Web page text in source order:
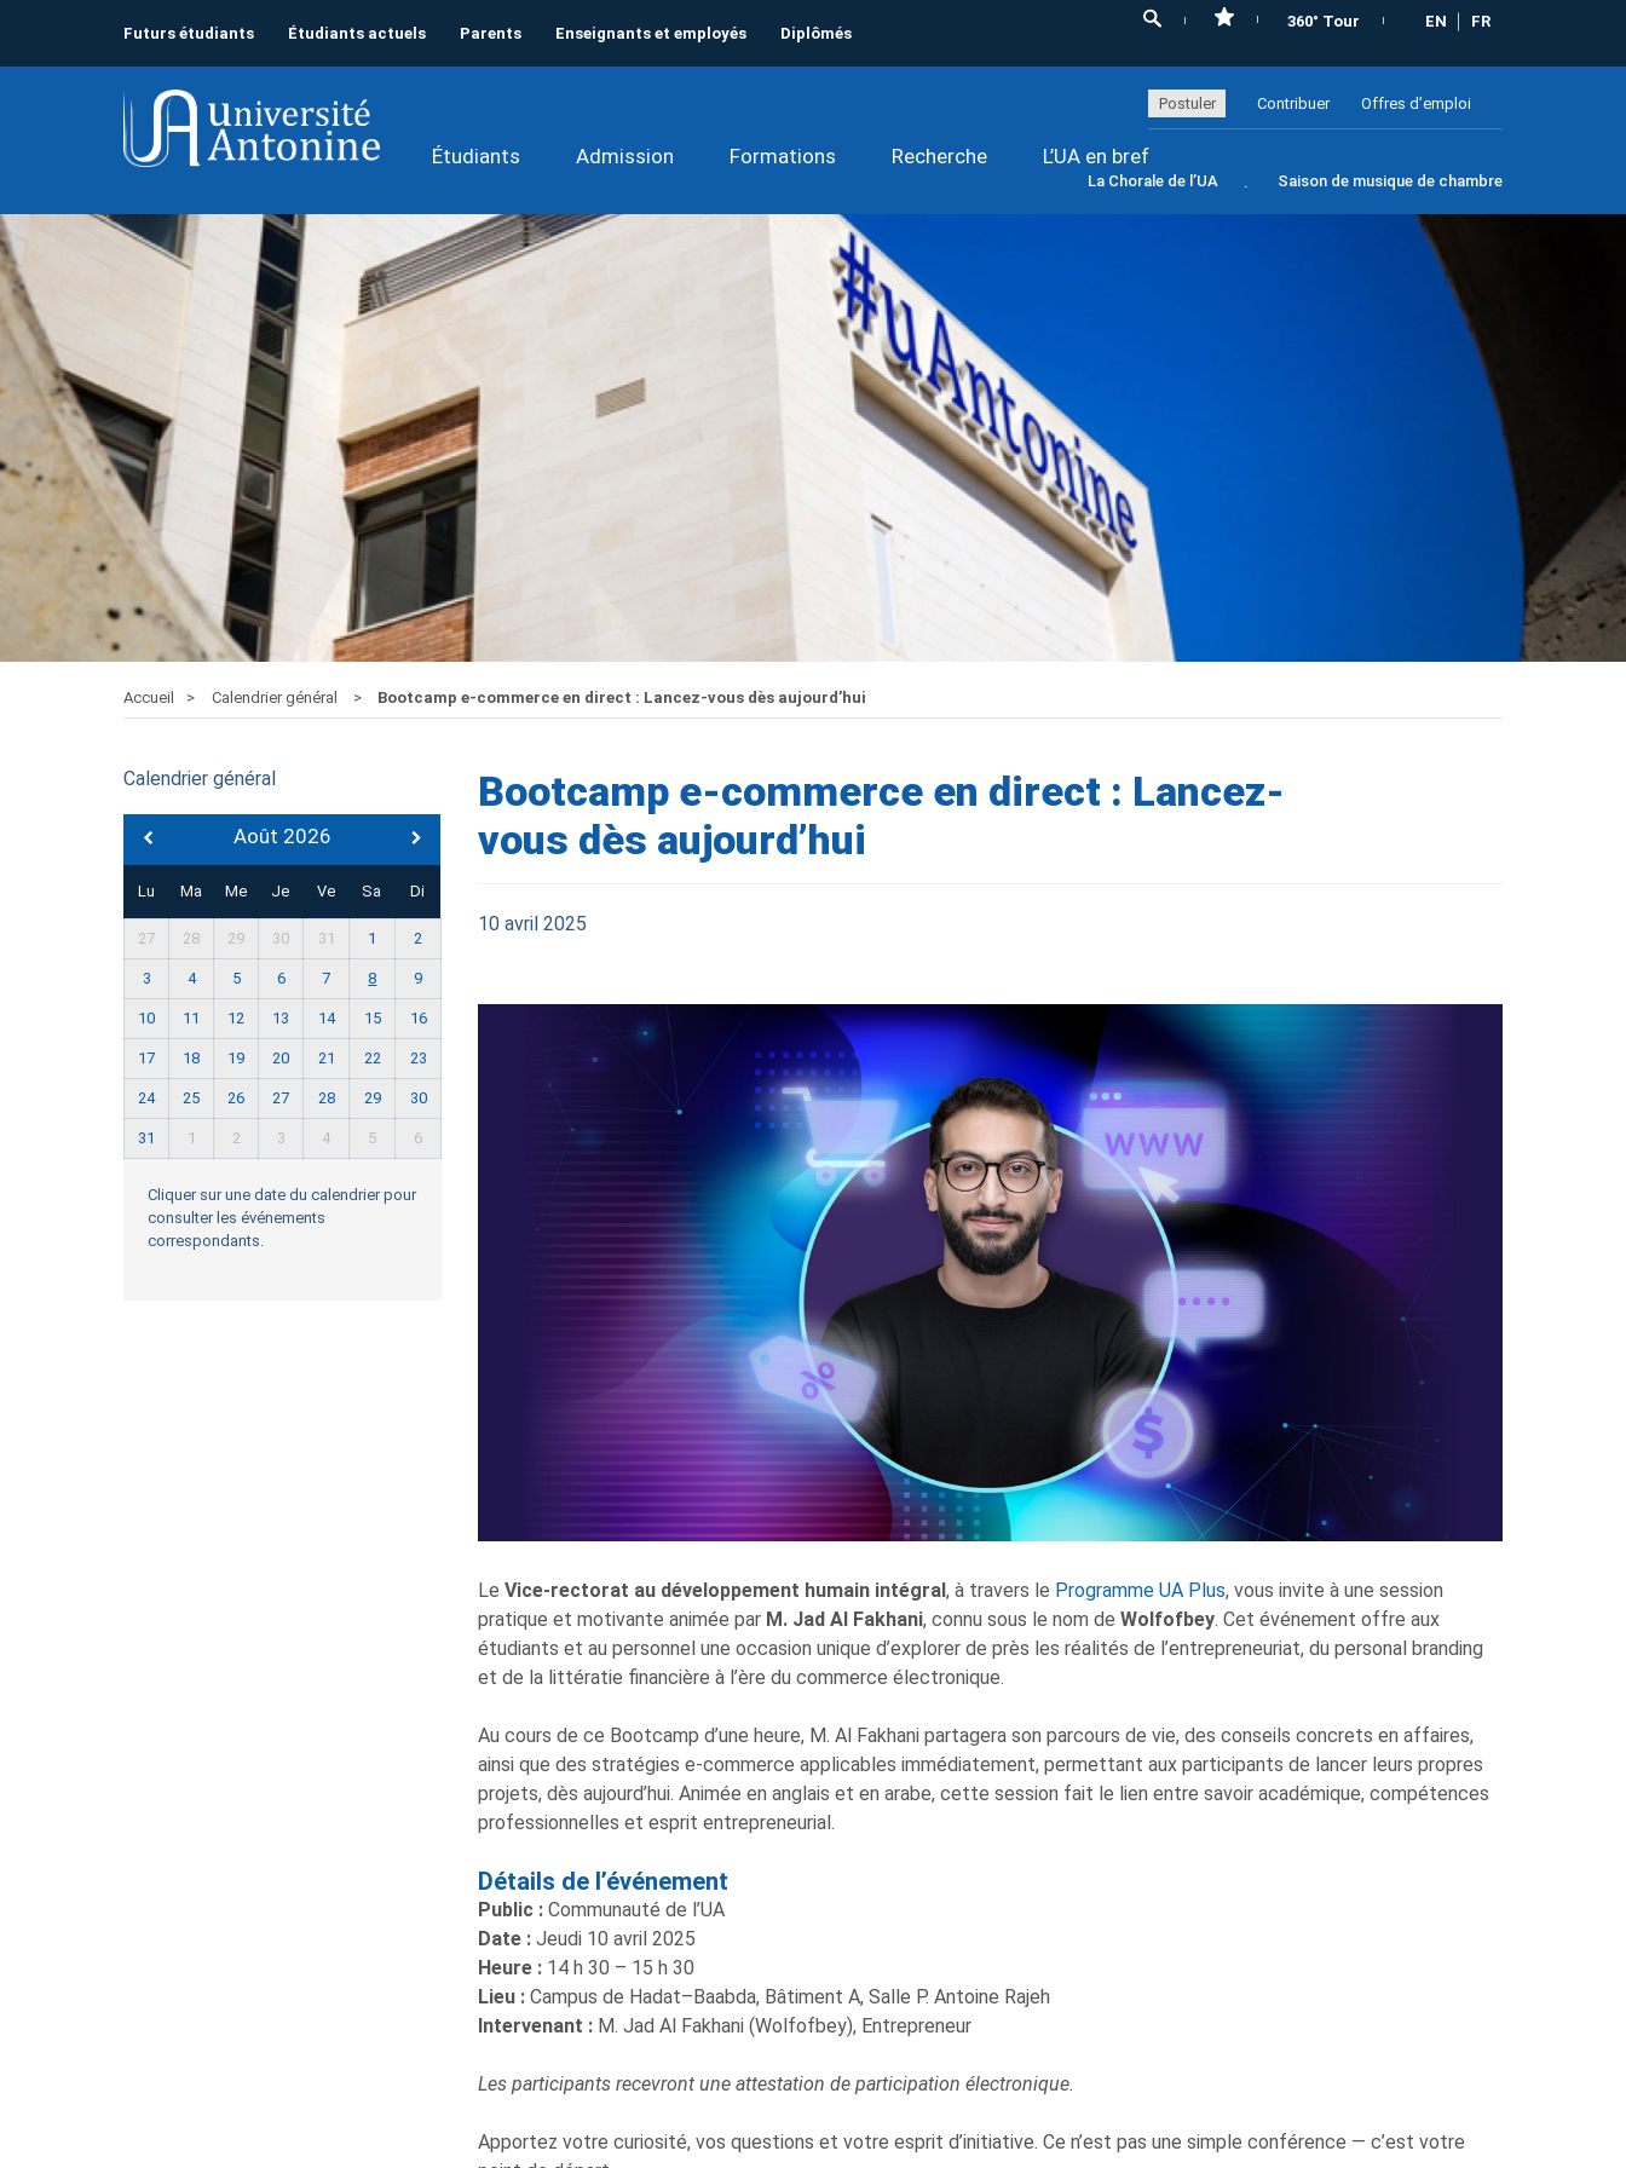
Futurs étudiants Étudiants actuels Parents Enseignants et employés Diplômés
360° Tour EN FR
Postuler Contribuer Offres d’emploi
Étudiants Admission Formations Recherche L’UA en bref
La Chorale de l’UA Saison de musique de chambre
Accueil Calendrier général Bootcamp e-commerce en direct : Lancez-vous dès aujourd’hui
Calendrier général
Août 2026
Lu Ma Me Je Ve Sa Di
27 28 29 30 31 1 2
3 4 5 6 7 8 9
10 11 12 13 14 15 16
17 18 19 20 21 22 23
24 25 26 27 28 29 30
31 1 2 3 4 5 6
Cliquer sur une date du calendrier pour
consulter les événements
correspondants.
Bootcamp e-commerce en direct : Lancez-
vous dès aujourd’hui
10 avril 2025
Le Vice-rectorat au développement humain intégral, à travers le Programme UA Plus, vous invite à une session
pratique et motivante animée par M. Jad Al Fakhani, connu sous le nom de Wolfofbey. Cet événement offre aux
étudiants et au personnel une occasion unique d’explorer de près les réalités de l’entrepreneuriat, du personal branding
et de la littératie financière à l’ère du commerce électronique.
Au cours de ce Bootcamp d’une heure, M. Al Fakhani partagera son parcours de vie, des conseils concrets en affaires,
ainsi que des stratégies e-commerce applicables immédiatement, permettant aux participants de lancer leurs propres
projets, dès aujourd’hui. Animée en anglais et en arabe, cette session fait le lien entre savoir académique, compétences
professionnelles et esprit entrepreneurial.
Détails de l’événement
Public :Communauté de l’UA
Date :Jeudi 10 avril 2025
Heure :14 h 30 – 15 h 30
Lieu :Campus de Hadat–Baabda, Bâtiment A, Salle P. Antoine Rajeh
Intervenant :M. Jad Al Fakhani (Wolfofbey), Entrepreneur
Les participants recevront une attestation de participation électronique.
Apportez votre curiosité, vos questions et votre esprit d’initiative. Ce n’est pas une simple conférence — c’est votre